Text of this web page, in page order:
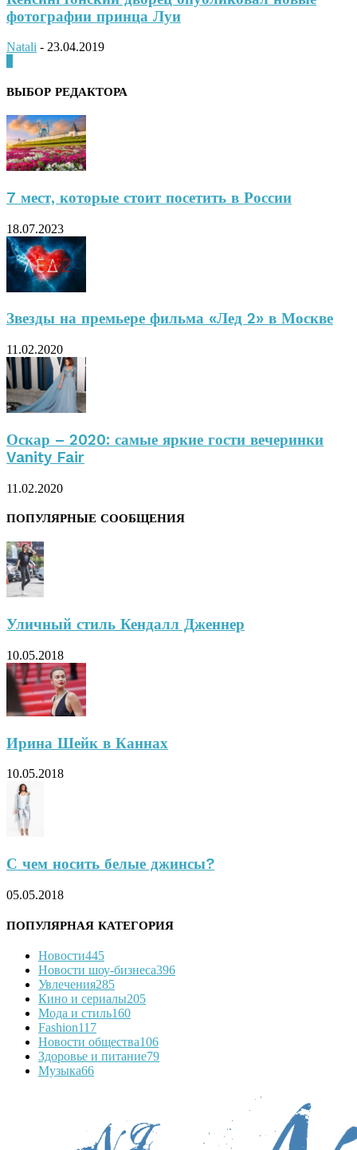
фотографии принца Луи
Natali - 23.04.2019
ВЫБОР РЕДАКТОРА
7 мест, которые стоит посетить в России
18.07.2023
Звезды на премьере фильма «Лед 2» в Москве
11.02.2020
Оскар – 2020: самые яркие гости вечеринки
Vanity Fair
11.02.2020
ПОПУЛЯРНЫЕ СООБЩЕНИЯ
Уличный стиль Кендалл Дженнер
10.05.2018
Ирина Шейк в Каннах
10.05.2018
С чем носить белые джинсы?
05.05.2018
ПОПУЛЯРНАЯ КАТЕГОРИЯ
Новости445
Новости шоу-бизнеса396
Увлечения285
Кино и сериалы205
Мода и стиль160
Fashion117
Новости общества106
Здоровье и питание79
Музыка66